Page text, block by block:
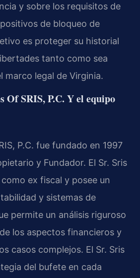
y sobre los requisitos de
de bloqueo de
es proteger su historial
tanto como sea
marco legal de Virginia.
Of SRIS, P.C. Y el equipo
P.C. fue fundado en 1997
y Fundador. El Sr. Sris
ex fiscal y posee un
y sistemas de
permite un análisis riguroso
los aspectos financieros y
casos complejos. El Sr. Sris
del bufete en cada